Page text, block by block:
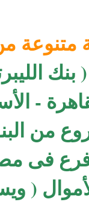
( بنك
-
من
فى
(